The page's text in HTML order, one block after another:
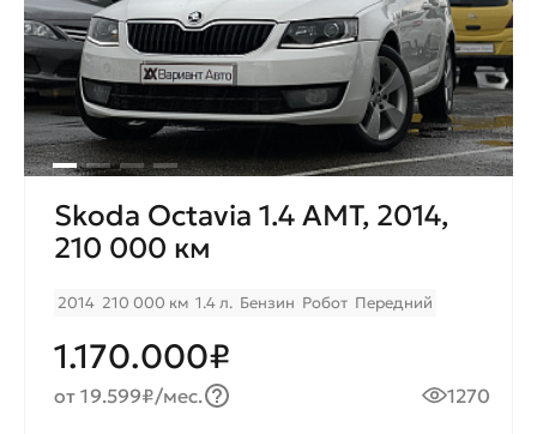
Skoda Octavia 1.4 AMT, 2014,
210 000 км
2014 210 000 км 1.4 л. Бензин Робот Передний
1.170.000₽
от 19.599₽/мес. 1270